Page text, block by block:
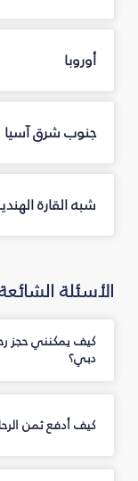
أوروبا
جنوب شرق آسيا
شبه القارة
الأسئلة
كيف يمكنني حجز
دبي؟
كيف أدفع ثمن